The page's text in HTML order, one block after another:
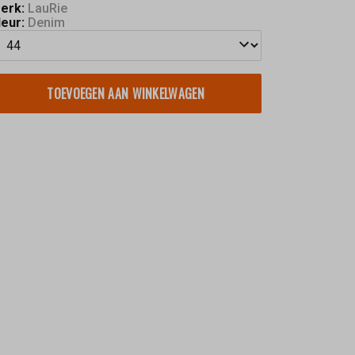
LauRie
Denim
TOEVOEGEN AAN WINKELWAGEN